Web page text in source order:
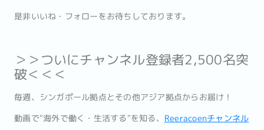
是非いいね・フォローをお待ちしております。
＞＞ついにチャンネル登録者2,500名突
破＜＜＜
毎週、シンガポール拠点とその他アジア拠点からお届け！
動画で"海外で働く・生活する"を知る、 Reeracoenチャ ンネル